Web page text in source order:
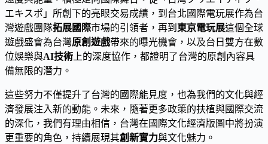
エキスポ」所創下的亮眼交易成績，到台北國際電玩展作為台
灣遊戲團隊拓展國際市場的引領者，再到 東京電玩展這個全球
遊戲盛會為台灣原創遊戲帶來的曝光機會，以及台日雙方在數
位娛樂與AI技術 上的深度協作，都證明了台灣的原創內容具
備無限的潛力。
這些努力不僅提升了台灣的國際能見度，也為我們的文化與經
濟發展注入新的動能。未來，隨著更多政策的扶植與國際交流
的深化，我們有理由相信，台灣在國際文化經濟版圖中將扮演
更重要的角色，持續展現其創新實力與文化魅力。